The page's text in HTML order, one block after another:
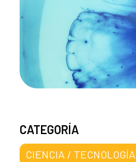
CATEGORÍA
CIENCIA / TECNOLOGÍA